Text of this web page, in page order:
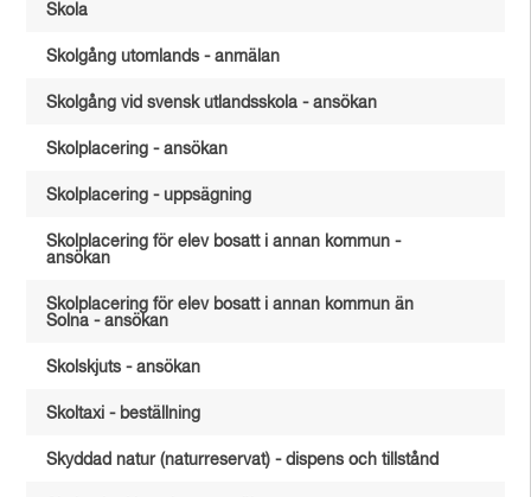
Skola
Skolgång utomlands - anmälan
Skolgång vid svensk utlandsskola - ansökan
Skolplacering - ansökan
Skolplacering - uppsägning
Skolplacering för elev bosatt i annan kommun -
ansökan
Skolplacering för elev bosatt i annan kommun än
Solna - ansökan
Skolskjuts - ansökan
Skoltaxi - beställning
Skyddad natur (naturreservat) - dispens och tillstånd